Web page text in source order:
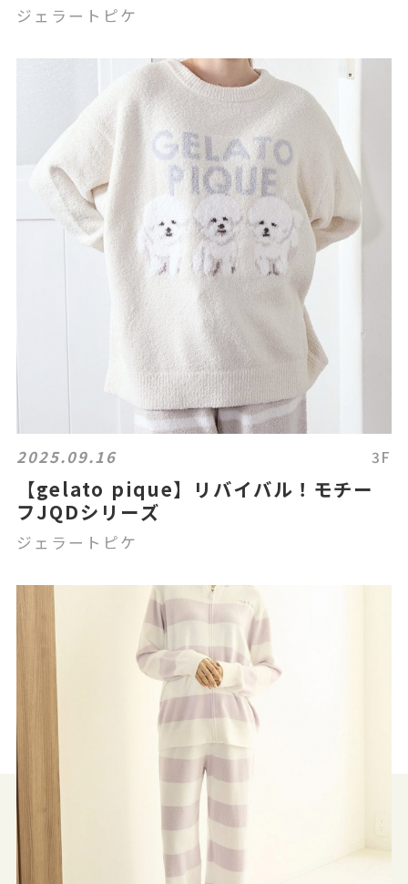
ジェラートピケ
2025.09.16 3F
【gelato pique】リバイバル！モチー
フJQDシリーズ
ジェラートピケ